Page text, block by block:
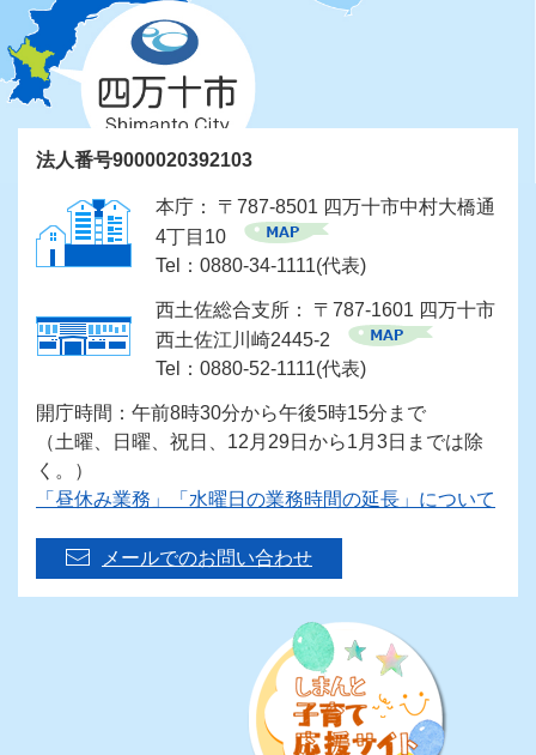
法人番号9000020392103
本庁： 〒787-8501 四万十市中村大橋通
4丁目10
Tel：0880-34-1111(代表)
西土佐総合支所： 〒787-1601 四万十市
西土佐江川崎2445-2
Tel：0880-52-1111(代表)
開庁時間：午前8時30分から午後5時15分まで
（土曜、日曜、祝日、12月29日から1月3日までは除
く。）
「昼休み業務」「水曜日の業務時間の延長」について
メールでのお問い合わせ